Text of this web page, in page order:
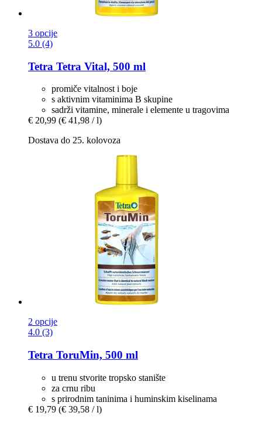
3 opcije
5.0 (4)
Tetra Tetra Vital, 500 ml
promiče vitalnost i boje
s aktivnim vitaminima B skupine
sadrži vitamine, minerale i elemente u tragovima
€ 20,99 (€ 41,98 / l)
Dostava do 25. kolovoza
2 opcije
4.0 (3)
Tetra ToruMin, 500 ml
u trenu stvorite tropsko stanište
za crnu ribu
s prirodnim taninima i huminskim kiselinama
€ 19,79 (€ 39,58 / l)